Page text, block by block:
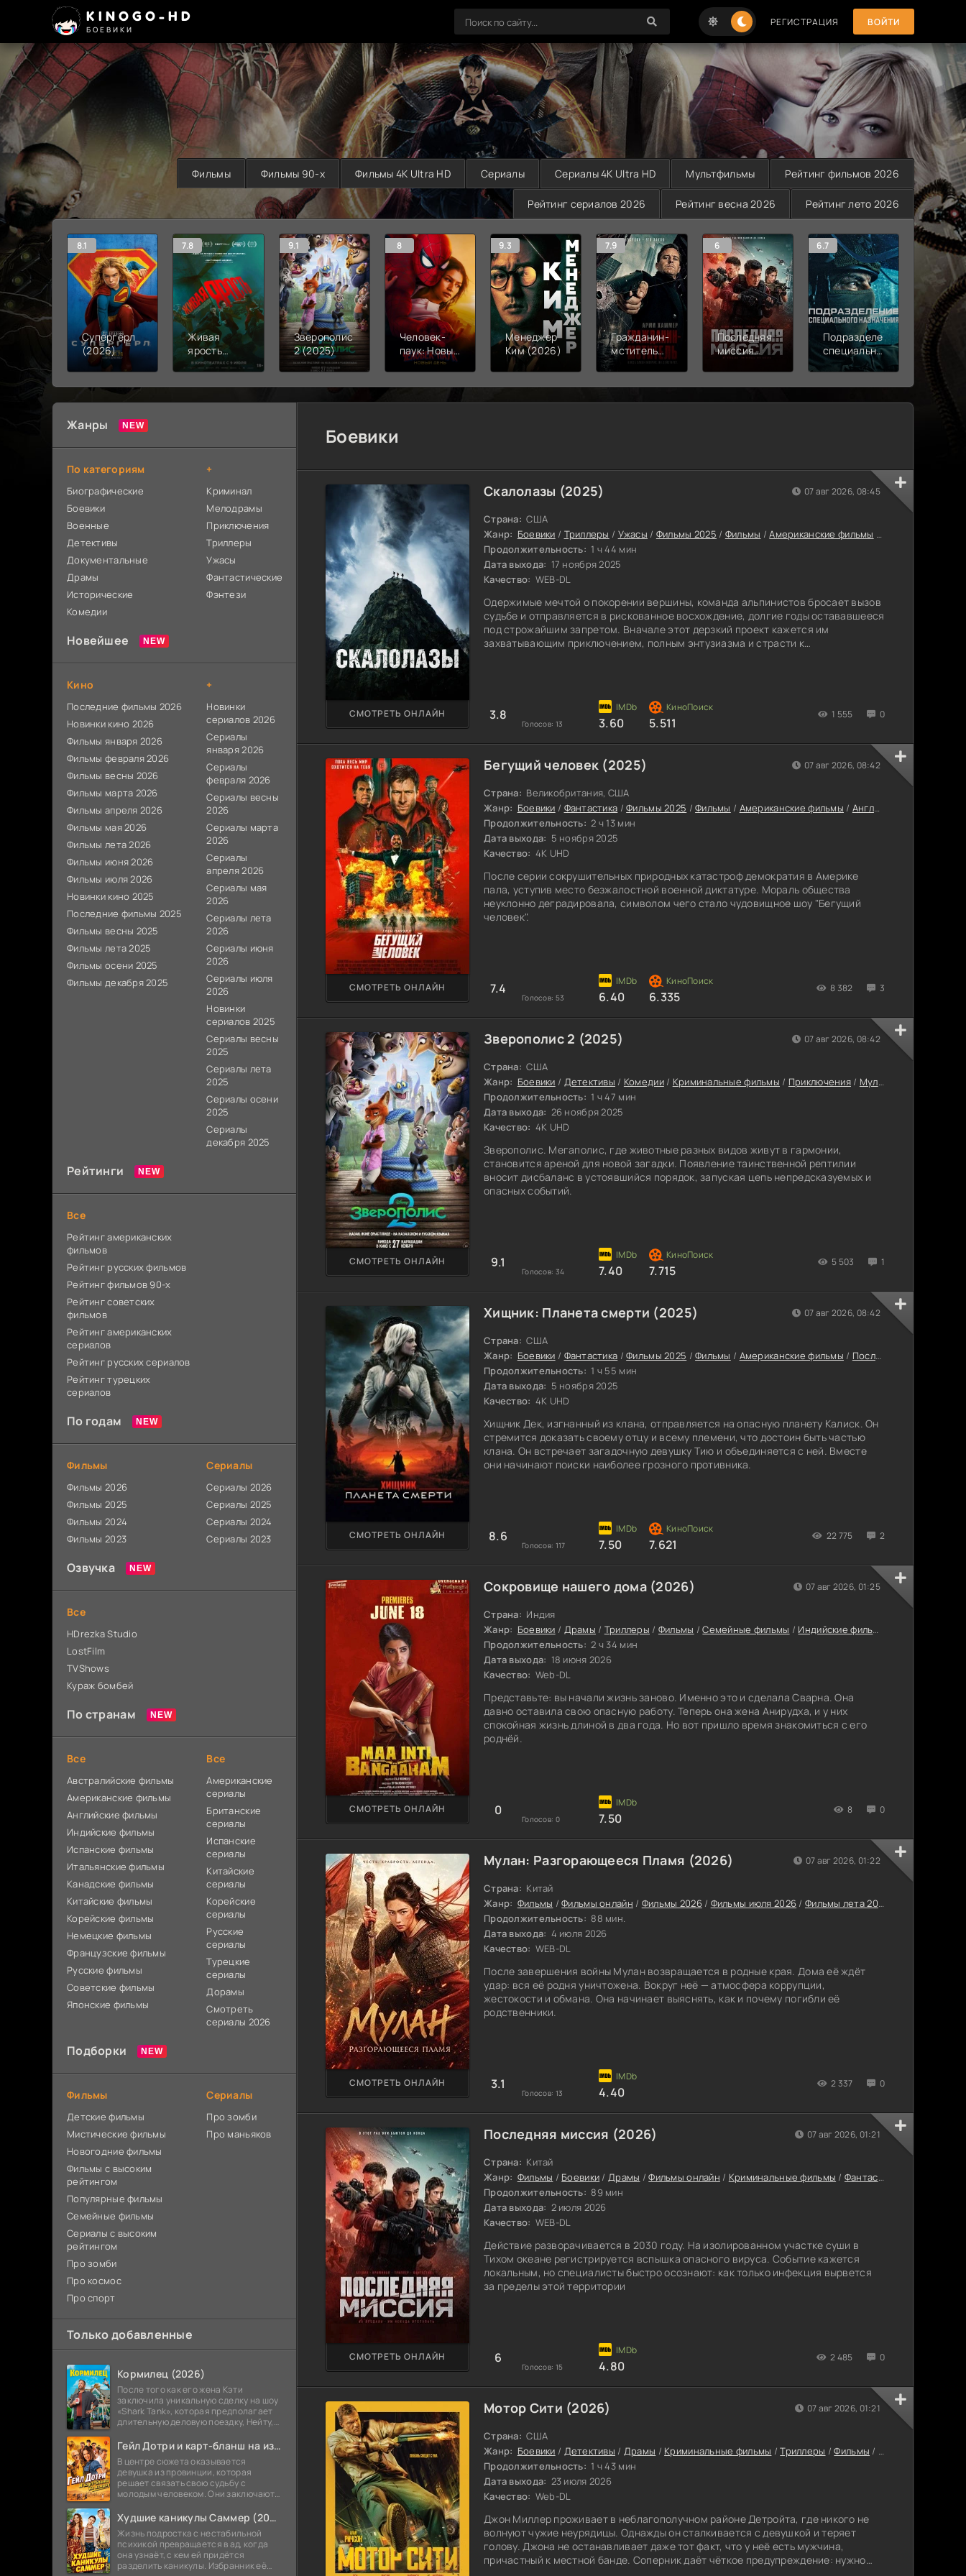
KINOGO-HD
БОЕВИКИ
РЕГИСТРАЦИЯ ВОЙТИ
Фильмы Фильмы 90-х Фильмы 4K Ultra HD Сериалы Сериалы 4K Ultra HD Мультфильмы Рейтинг фильмов 2026
Рейтинг сериалов 2026 Рейтинг весна 2026 Рейтинг лето 2026
8.1
Супергёрл
(2026)
7.8
Живая
ярость
(2026)
9.1
Зверополис
2 (2025)
8
Человек-
паук: Новый
день (2026)
9.3
Менеджер
Ким (2026)
7.9
Гражданин-
мститель
(2026)
6
Последняя
миссия
6.7
Подразделение
специального
назначения
5.5
Моана
(2026)
Боевики
Скалолазы (2025)
Страна: США
Жанр: Боевики / Триллеры / Ужасы / Фильмы 2025 / Фильмы /Американские фильмы
Продолжительность: 1 ч 44 мин
Дата выхода: 17 ноября 2025
Качество: WEB-DL
Одержимые мечтой о покорении вершины, команда альпинистов бросает вызов
судьбе и отправляется в рискованное восхождение, долгие годы остававшееся
под строжайшим запретом. Вначале этот дерзкий проект кажется им
захватывающим приключением, полным энтузиазма и страсти к
СМОТРЕТЬ ОНЛАЙН 3.8
Голосов: 13 3.60 5.511
1 555 0
07 авг 2026, 08:45
Бегущий человек (2025)
Страна: Великобритания, США
Жанр: Боевики / Фантастика /Фильмы 2025 /Фильмы / Американские фильмы / Английские фильмы
Продолжительность: 2 ч 13 мин
Дата выхода: 5 ноября 2025
Качество: 4K UHD
После серии сокрушительных природных катастроф демократия в Америке
пала, уступив место безжалостной военной диктатуре. Мораль общества
неуклонно деградировала, символом чего стало чудовищное шоу "Бегущий
человек".
СМОТРЕТЬ ОНЛАЙН 7.4
Голосов: 53 6.40 6.335
8 382 3
07 авг 2026, 08:42
Зверополис 2 (2025)
Страна: США
Жанр: Боевики / Детективы / Комедии/ Криминальные фильмы / Приключения/ Мультфильмы
Продолжительность: 1 ч 47 мин
Дата выхода: 26 ноября 2025
Качество: 4K UHD
Зверополис. Мегаполис, где животные разных видов живут в гармонии,
становится ареной для новой загадки. Появление таинственной рептилии
вносит дисбаланс в устоявшийся порядок, запуская цепь непредсказуемых и
опасных событий.
СМОТРЕТЬ ОНЛАЙН 9.1
Голосов: 34 7.40 7.715
5 503 1
07 авг 2026, 08:42
Хищник: Планета смерти (2025)
Страна: США
Жанр: Боевики / Фантастика /Фильмы 2025 /Фильмы / Американские фильмы / Последние фильмы 2025
Продолжительность: 1 ч 55 мин
Дата выхода: 5 ноября 2025
Качество: 4K UHD
Хищник Дек, изгнанный из клана, отправляется на опасную планету Калиск. Он
стремится доказать своему отцу и всему племени, что достоин быть частью
клана. Он встречает загадочную девушку Тию и объединяется с ней. Вместе
они начинают поиски наиболее грозного противника.
СМОТРЕТЬ ОНЛАЙН 8.6
Голосов: 117 7.50 7.621
22 775 2
07 авг 2026, 08:42
Сокровище нашего дома (2026)
Страна: Индия
Жанр: Боевики / Драмы / Триллеры / Фильмы /Семейные фильмы / Индийские фильмы
Продолжительность: 2 ч 34 мин
Дата выхода: 18 июня 2026
Качество: Web-DL
Представьте: вы начали жизнь заново. Именно это и сделала Сварна. Она
давно оставила свою опасную работу. Теперь она жена Анирудха, и у них
спокойная жизнь длиной в два года. Но вот пришло время знакомиться с его
роднёй.
СМОТРЕТЬ ОНЛАЙН 0
Голосов: 0 7.50
8 0
07 авг 2026, 01:25
Мулан: Разгорающееся Пламя (2026)
Страна: Китай
Жанр: Фильмы /Фильмы онлайн / Фильмы 2026/ Фильмы июля 2026 / Фильмы лета 2026
Продолжительность: 88 мин.
Дата выхода: 4 июля 2026
Качество: WEB-DL
После завершения войны Мулан возвращается в родные края. Дома её ждёт
удар: вся её родня уничтожена. Вокруг неё — атмосфера коррупции,
жестокости и обмана. Она начинает выяснять, как и почему погибли её
родственники.
СМОТРЕТЬ ОНЛАЙН 3.1
Голосов: 13 4.40
2 337 0
07 авг 2026, 01:22
Последняя миссия (2026)
Страна: Китай
Жанр: Фильмы / Боевики /Драмы /Фильмы онлайн / Криминальные фильмы / Фантастика
Продолжительность: 89 мин
Дата выхода: 2 июля 2026
Качество: WEB-DL
Действие разворачивается в 2030 году. На изолированном участке суши в
Тихом океане регистрируется вспышка опасного вируса. Событие кажется
локальным, но специалисты быстро осознают: как только инфекция вырвется
за пределы этой территории
СМОТРЕТЬ ОНЛАЙН 6
Голосов: 15 4.80
2 485 0
07 авг 2026, 01:21
Мотор Сити (2026)
Страна: США
Жанр: Боевики / Детективы / Драмы / Криминальные фильмы /Триллеры /Фильмы / Фильмы онлайн
Продолжительность: 1 ч 43 мин
Дата выхода: 23 июля 2026
Качество: Web-DL
Джон Миллер проживает в неблагополучном районе Детройта, где никого не
волнуют чужие неурядицы. Однажды он сталкивается с девушкой и теряет
голову. Джона не останавливает даже тот факт, что у неё есть мужчина,
причастный к местной банде. Соперник даёт чёткое предупреждение: нужно
07 авг 2026, 01:21
Жанры
По категориям
Биографические
Боевики
Военные
Детективы
Документальные
Драмы
Исторические
Комедии
+
Криминал
Мелодрамы
Приключения
Триллеры
Ужасы
Фантастические
Фэнтези
Новейшее
Кино
Последние фильмы 2026
Новинки кино 2026
Фильмы января 2026
Фильмы февраля 2026
Фильмы весны 2026
Фильмы марта 2026
Фильмы апреля 2026
Фильмы мая 2026
Фильмы лета 2026
Фильмы июня 2026
Фильмы июля 2026
Новинки кино 2025
Последние фильмы 2025
Фильмы весны 2025
Фильмы лета 2025
Фильмы осени 2025
Фильмы декабря 2025
+
Новинки
сериалов 2026
Сериалы
января 2026
Сериалы
февраля 2026
Сериалы весны
2026
Сериалы марта
2026
Сериалы
апреля 2026
Сериалы мая
2026
Сериалы лета
2026
Сериалы июня
2026
Сериалы июля
2026
Новинки
сериалов 2025
Сериалы весны
2025
Сериалы лета
2025
Сериалы осени
2025
Сериалы
декабря 2025
Рейтинги
Все
Рейтинг американских
фильмов
Рейтинг русских фильмов
Рейтинг фильмов 90-х
Рейтинг советских
фильмов
Рейтинг американских
сериалов
Рейтинг русских сериалов
Рейтинг турецких
сериалов
По годам
Фильмы
Фильмы 2026
Фильмы 2025
Фильмы 2024
Фильмы 2023
Сериалы
Сериалы 2026
Сериалы 2025
Сериалы 2024
Сериалы 2023
Озвучка
Все
HDrezka Studio
LostFilm
TVShows
Кураж бомбей
По странам
Все
Австралийские фильмы
Американские фильмы
Английские фильмы
Индийские фильмы
Испанские фильмы
Итальянские фильмы
Канадские фильмы
Китайские фильмы
Корейские фильмы
Немецкие фильмы
Французские фильмы
Русские фильмы
Советские фильмы
Японские фильмы
Все
Американские
сериалы
Британские
сериалы
Испанские
сериалы
Китайские
сериалы
Корейские
сериалы
Русские
сериалы
Турецкие
сериалы
Дорамы
Смотреть
сериалы 2026
Подборки
Фильмы
Детские фильмы
Мистические фильмы
Новогодние фильмы
Фильмы с высоким
рейтингом
Популярные фильмы
Семейные фильмы
Сериалы с высоким
рейтингом
Про зомби
Про космос
Про спорт
Сериалы
Про зомби
Про маньяков
Только добавленные
Кормилец (2026)
После того как его жена Кэти
заключила уникальную сделку на шоу
«Shark Tank», которая предполагает
длительную деловую поездку, Нейту,
теперь приходится впервые стать
Гейл Дотри и карт-бланш на измену (2026)
В центре сюжета оказывается
девушка из провинции, которая
решает связать свою судьбу с
молодым человеком. Они заключают
позволяющее ему в любой момент
получить от нее прощение
Худшие каникулы Саммер (2026)
Жизнь подростка с нестабильной
психикой превращается в ад, когда
она узнаёт, с кем ей придётся
разделить каникулы. Избранник её